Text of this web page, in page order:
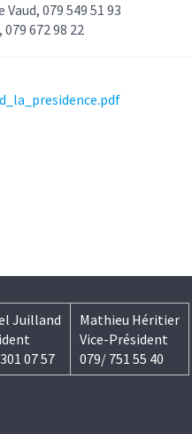
079 549 51 93
672 98 22
Juilland
07 57
Mathieu Héritier
Vice-Président
079/ 751 55 40